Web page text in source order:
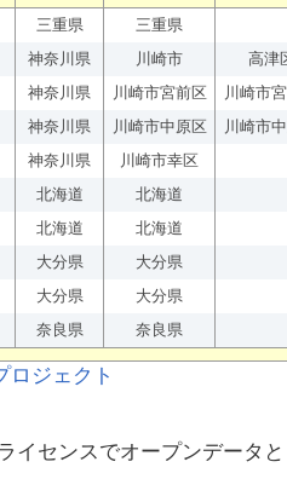
三重県 三重県
神奈川県 川崎市 高津
神奈川県 川崎市宮前区 川崎市
神奈川県 川崎市中原区 川崎市
神奈川県 川崎市幸区
北海道 北海道
北海道 北海道
大分県 大分県
大分県 大分県
奈良県 奈良県
イセンスでオープンデータ